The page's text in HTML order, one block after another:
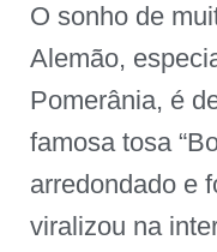
O sonho de
Alemão,
Pomerânia, é
famosa tosa
arredondado e
viralizou na